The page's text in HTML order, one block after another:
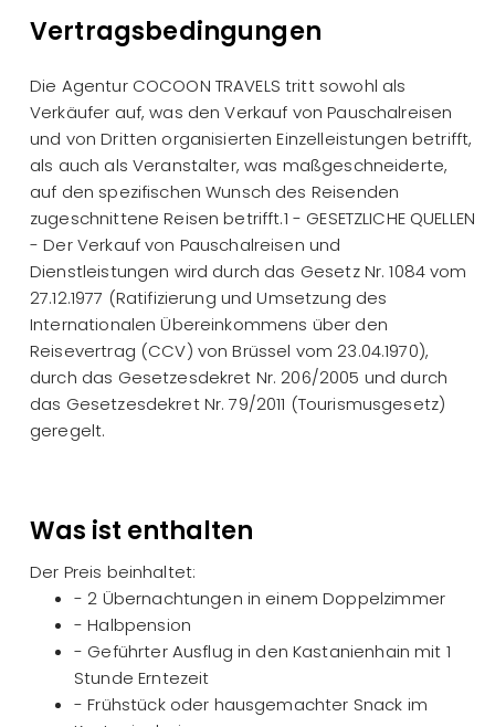
Vertragsbedingungen
Die Agentur COCOON TRAVELS tritt sowohl als
Verkäufer auf, was den Verkauf von Pauschalreisen
und von Dritten organisierten Einzelleistungen betrifft,
als auch als Veranstalter, was maßgeschneiderte,
auf den spezifischen Wunsch des Reisenden
zugeschnittene Reisen betrifft.1 - GESETZLICHE QUELLEN
- Der Verkauf von Pauschalreisen und
Dienstleistungen wird durch das Gesetz Nr. 1084 vom
27.12.1977 (Ratifizierung und Umsetzung des
Internationalen Übereinkommens über den
Reisevertrag (CCV) von Brüssel vom 23.04.1970),
durch das Gesetzesdekret Nr. 206/2005 und durch
das Gesetzesdekret Nr. 79/2011 (Tourismusgesetz)
geregelt.
Was ist enthalten
Der Preis beinhaltet:
- 2 Übernachtungen in einem Doppelzimmer
- Halbpension
- Geführter Ausflug in den Kastanienhain mit 1
Stunde Erntezeit
- Frühstück oder hausgemachter Snack im